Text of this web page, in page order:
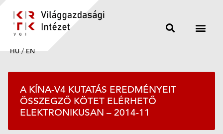
HU / EN
A KÍNA-V4 KUTATÁS EREDMÉNYEIT
ÖSSZEGZŐ KÖTET ELÉRHETŐ
ELEKTRONIKUSAN – 2014-11